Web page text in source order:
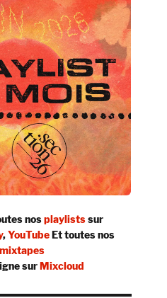
nosplaylistssur
,YouTubeEt toutes nos
mixtapes
surMixcloud